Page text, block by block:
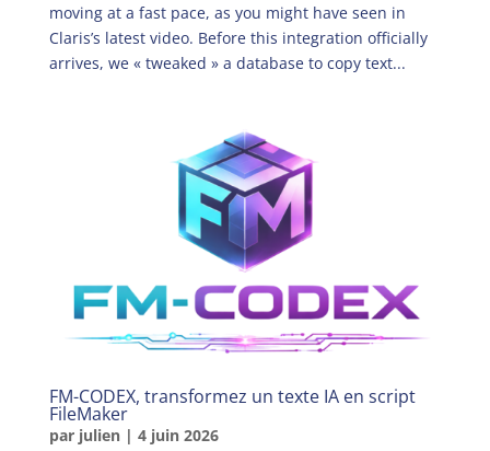
moving at a fast pace, as you might have seen in
Claris’s latest video. Before this integration officially
arrives, we « tweaked » a database to copy text...
FM-CODEX, transformez un texte IA en script
FileMaker
par julien| 4 juin 2026